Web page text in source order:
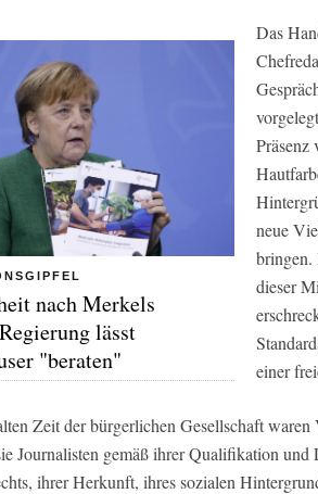
nach Merkels
lässt
"beraten"
Das
Präsenz
neue
dieser
einer
Zeit der bürgerlichen Gesellschaft
Journalisten gemäß ihrer Qualifikation und
ihrer Herkunft, ihres sozialen